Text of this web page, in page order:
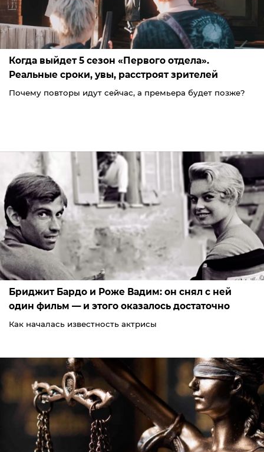
Когда выйдет 5 сезон «Первого отдела».
Реальные сроки, увы, расстроят зрителей
Почему повторы идут сейчас, а премьера будет позже?
Бриджит Бардо и Роже Вадим: он снял с ней
один фильм — и этого оказалось достаточно
Как началась известность актрисы